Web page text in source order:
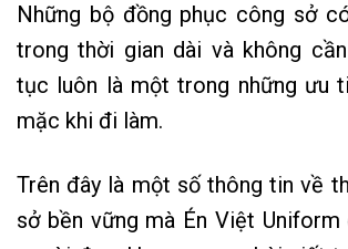
Những bộ đồng phục công sở
trong thời gian dài và không
tục luôn là một trong những ưu
mặc khi đi làm.
Trên đây là một số thông tin về
sở bền vững mà Én Việt